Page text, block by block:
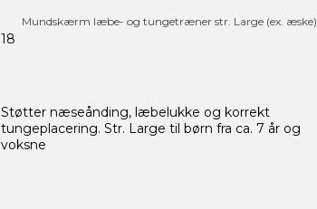
Mundskærm læbe- og tungetræner str. Large (ex. æske)
18
Støtter næseånding, læbelukke og korrekt
tungeplacering. Str. Large til børn fra ca. 7 år og
voksne